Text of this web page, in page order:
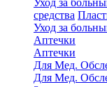
Уход за
средства
Уход за
Аптечки
Аптечки
Для Мед.
Для Мед.